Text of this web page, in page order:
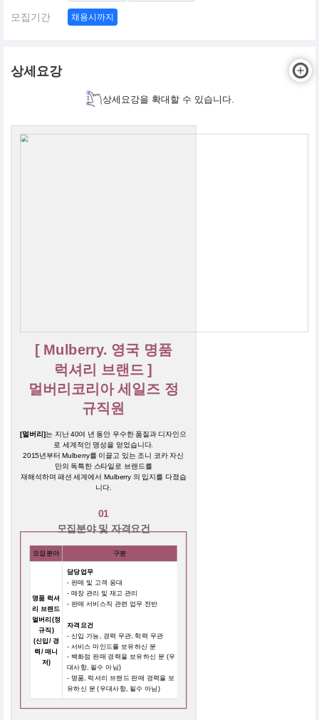
모집기간 채용시까지
상세요강
상세요강을 확대할 수 있습니다.
[ Mulberry. 영국 명품
럭셔리 브랜드 ]
멀버리코리아 세일즈 정
규직원
[멀버리]는 지난 40여 년 동안 우수한 품질과 디자인으
로 세계적인 명성을 얻었습니다.
2015년부터 Mulberry를 이끌고 있는 조니 코카 자신
만의 독특한 스타일로 브랜드를
재해석하며 패션 세계에서 Mulberry 의 입지를 다졌습
니다.
01
모집분야 및 자격요건
모집분야 구분
명품 럭셔
리 브랜드
멀버리(정
규직)
(신입/ 경
력/ 매니
저)
담당업무
- 판매 및 고객 응대
- 매장 관리 및 재고 관리
- 판매 서비스직 관련 업무 전반
자격요건
- 신입 가능, 경력 무관, 학력 무관
- 서비스 마인드를 보유하신 분
- 백화점 판매 경력을 보유하신 분 (우
대사항, 필수 아님)
- 명품, 럭셔리 브랜드 판매 경력을 보
유하신 분 (우대사항, 필수 아님)